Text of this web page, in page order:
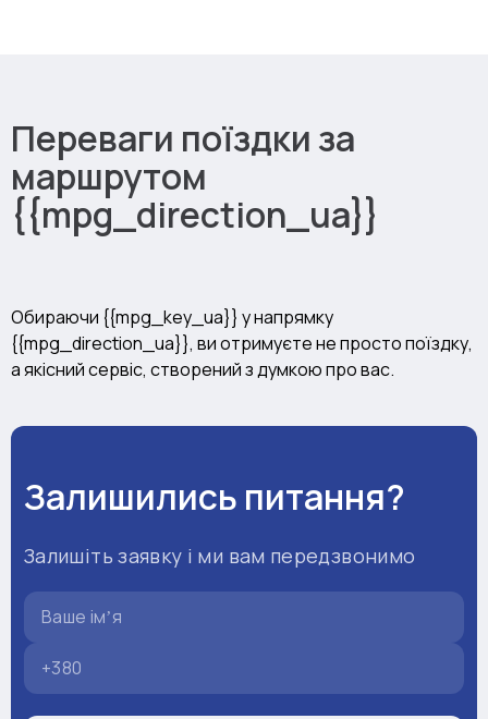
Переваги поїздки за
маршрутом
{{mpg_direction_ua}}
Обираючи {{mpg_key_ua}} у напрямку
{{mpg_direction_ua}}, ви отримуєте не просто поїздку,
а якісний сервіс, створений з думкою про вас.
Залишились питання?
Залишіть заявку і ми вам передзвонимо